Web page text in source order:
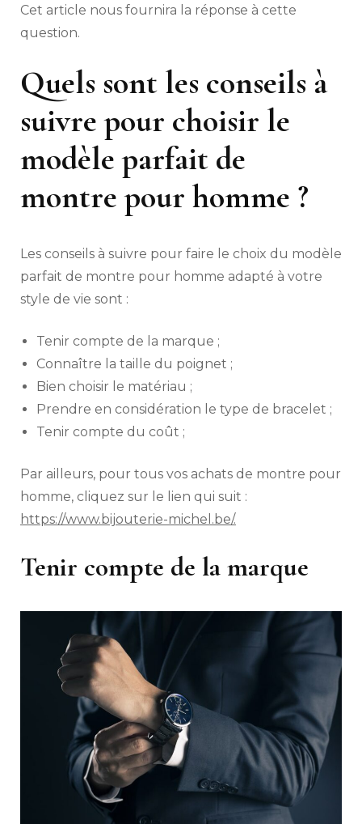
Cet article nous fournira la réponse à cette
question.
Quels sont les conseils à
suivre pour choisir le
modèle parfait de
montre pour homme ?
Les conseils à suivre pour faire le choix du modèle
parfait de montre pour homme adapté à votre
style de vie sont :
Tenir compte de la marque ;
Connaître la taille du poignet ;
Bien choisir le matériau ;
Prendre en considération le type de bracelet ;
Tenir compte du coût ;
Par ailleurs, pour tous vos achats de montre pour
homme, cliquez sur le lien qui suit :
https://www.bijouterie-michel.be/.
Tenir compte de la marque